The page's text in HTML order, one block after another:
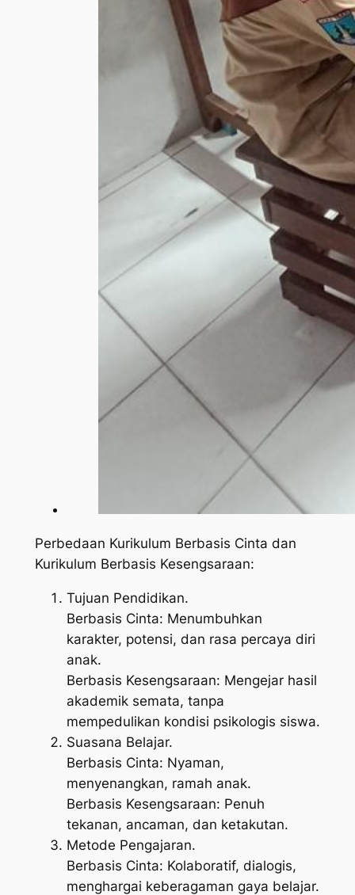
Perbedaan Kurikulum Berbasis Cinta dan
Kurikulum Berbasis Kesengsaraan:
Tujuan Pendidikan.
Berbasis Cinta: Menumbuhkan
karakter, potensi, dan rasa percaya diri
anak.
Berbasis Kesengsaraan: Mengejar hasil
akademik semata, tanpa
mempedulikan kondisi psikologis siswa.
Suasana Belajar.
Berbasis Cinta: Nyaman,
menyenangkan, ramah anak.
Berbasis Kesengsaraan: Penuh
tekanan, ancaman, dan ketakutan.
Metode Pengajaran.
Berbasis Cinta: Kolaboratif, dialogis,
menghargai keberagaman gaya belajar.